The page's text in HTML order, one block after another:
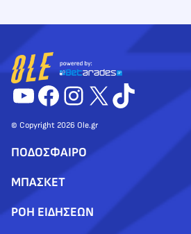
YouTube
Facebook
Instagram
X TikTok
© Copyright 2026 Ole.gr
ΠΟΔΟΣΦΑΙΡΟ
ΜΠΑΣΚΕΤ
ΡΟΗ ΕΙΔΗΣΕΩΝ